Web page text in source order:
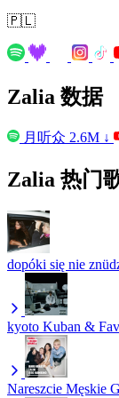
🇵🇱
Zalia 数据
月听众 2.6M ↓
Zalia 热门
dopóki się nie
kyoto Kuban &
Nareszcie Męskie